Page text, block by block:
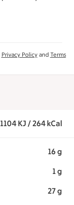
Privacy Policyand Terms
1104 KJ / 264 kCal
16 g
1 g
27 g